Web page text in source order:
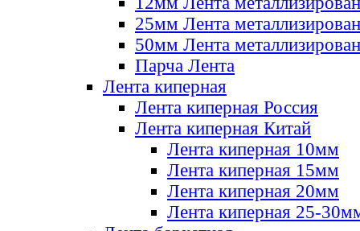
25мм Лента
50мм Лента
Парча Лента
Лента киперная
Лента киперная Россия
Лента киперная Китай
Лента киперная 10мм
Лента киперная 15мм
Лента киперная 20мм
Лента киперная 25-